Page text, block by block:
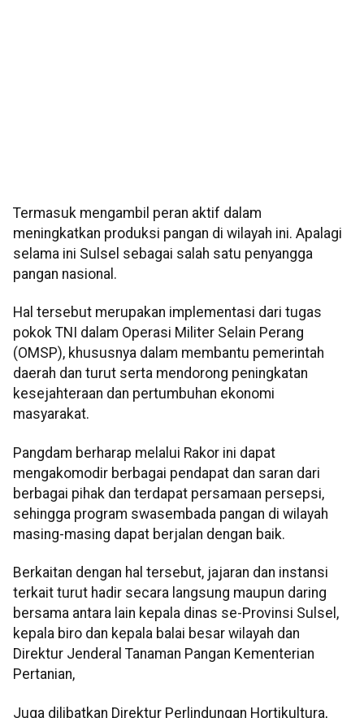
Termasuk mengambil peran aktif dalam
meningkatkan produksi pangan di wilayah ini. Apalagi
selama ini Sulsel sebagai salah satu penyangga
pangan nasional.
Hal tersebut merupakan implementasi dari tugas
pokok TNI dalam Operasi Militer Selain Perang
(OMSP), khususnya dalam membantu pemerintah
daerah dan turut serta mendorong peningkatan
kesejahteraan dan pertumbuhan ekonomi
masyarakat.
Pangdam berharap melalui Rakor ini dapat
mengakomodir berbagai pendapat dan saran dari
berbagai pihak dan terdapat persamaan persepsi,
sehingga program swasembada pangan di wilayah
masing-masing dapat berjalan dengan baik.
Berkaitan dengan hal tersebut, jajaran dan instansi
terkait turut hadir secara langsung maupun daring
bersama antara lain kepala dinas se-Provinsi Sulsel,
kepala biro dan kepala balai besar wilayah dan
Direktur Jenderal Tanaman Pangan Kementerian
Pertanian,
Juga dilibatkan Direktur Perlindungan Hortikultura,